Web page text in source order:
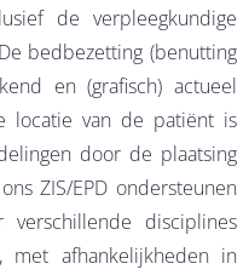
de verpleegkundige
bedbezetting (benutting
en (grafisch) actueel
locatie van de patiënt is
door de plaatsing
ZIS/EPD ondersteunen
disciplines
met afhankelijkheden in